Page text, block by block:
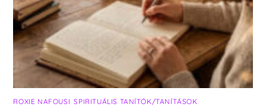
ROXIE NAFOUSI ,SPIRITUÁLIS TANÍTÓK/TANÍTÁSOK